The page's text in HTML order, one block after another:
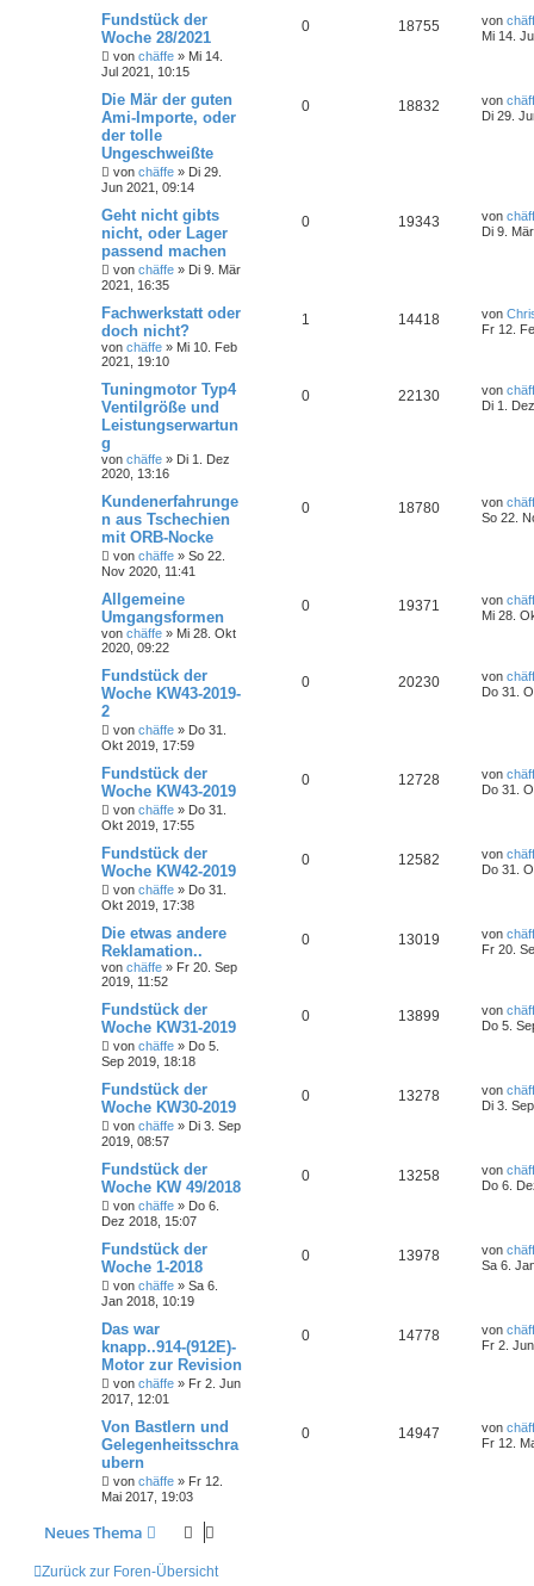
Fundstück der
Woche 28/2021
von chäffe » Mi 14.
Jul 2021, 10:15
0 18755 von
Mi 14.
Die Mär der guten
Ami-Importe, oder
der tolle
Ungeschweißte
von chäffe » Di 29.
Jun 2021, 09:14
0 18832 von
Di 29.
Geht nicht gibts
nicht, oder Lager
passend machen
von chäffe » Di 9. Mär
2021, 16:35
0 19343 von
Di 9.
Fachwerkstatt oder
doch nicht?
von chäffe » Mi 10. Feb
2021, 19:10
1 14418 von
Fr 12.
Tuningmotor Typ4
Ventilgröße und
Leistungserwartun
g
von chäffe » Di 1. Dez
2020, 13:16
0 22130 von
Di 1.
Kundenerfahrunge
n aus Tschechien
mit ORB-Nocke
von chäffe » So 22.
Nov 2020, 11:41
0 18780 von
So 22.
Allgemeine
Umgangsformen
von chäffe » Mi 28. Okt
2020, 09:22
0 19371 von
Mi 28.
Fundstück der
Woche KW43-2019-
2
von chäffe » Do 31.
Okt 2019, 17:59
0 20230 von
Do 31.
Fundstück der
Woche KW43-2019
von chäffe » Do 31.
Okt 2019, 17:55
0 12728 von
Do 31.
Fundstück der
Woche KW42-2019
von chäffe » Do 31.
Okt 2019, 17:38
0 12582 von
Do 31.
Die etwas andere
Reklamation..
von chäffe » Fr 20. Sep
2019, 11:52
0 13019 von
Fr 20.
Fundstück der
Woche KW31-2019
von chäffe » Do 5.
Sep 2019, 18:18
0 13899 von
Do 5.
Fundstück der
Woche KW30-2019
von chäffe » Di 3. Sep
2019, 08:57
0 13278 von
Di 3.
Fundstück der
Woche KW 49/2018
von chäffe » Do 6.
Dez 2018, 15:07
0 13258 von
Do 6.
Fundstück der
Woche 1-2018
von chäffe » Sa 6.
Jan 2018, 10:19
0 13978 von
Sa 6.
Das war
knapp..914-(912E)-
Motor zur Revision
von chäffe » Fr 2. Jun
2017, 12:01
0 14778 von
Fr 2.
Von Bastlern und
Gelegenheitsschra
ubern
von chäffe » Fr 12.
Mai 2017, 19:03
0 14947 von
Fr 12.
Neues Thema
Zurück zur Foren-Übersicht